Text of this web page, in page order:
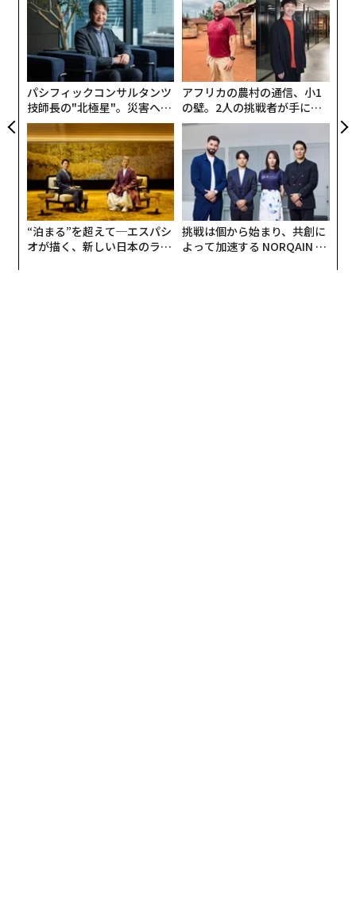
パシフィックコンサルタンツ
技師長の"北極星"。災害への
無力感を乗り越え見つけた、
防災一筋20年の答え
アフリカの農村の通信、小1
の壁。2人の挑戦者が手にし
た「次なる武器」
“泊まる”を超えて─エスパシ
オが描く、新しい日本のラグ
挑戦は個から始まり、共創に
よって加速する NORQAIN JA